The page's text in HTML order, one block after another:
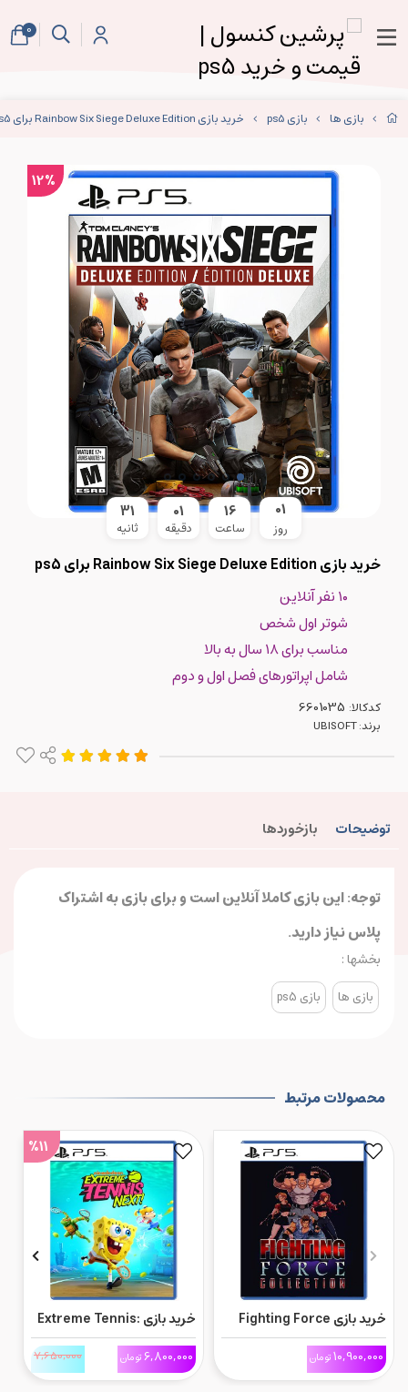
بازی ها بازی ps5 خرید بازی Rainbow Six Siege Deluxe Edition برای ps5
12%
01
روز
16
ساعت
01
دقیقه
31
ثانیه
خرید بازی Rainbow Six Siege Deluxe Edition برای ps5
۱۰ نفر آنلاین
شوتر اول شخص
مناسب برای ۱۸ سال به بالا
شامل اپراتورهای فصل اول و دوم
کدکالا:
برند:UBISOFT
توضیحات بازخوردها
توجه: این بازی کاملا آنلاین است و برای بازی به اشتراک
پلاس نیاز دارید.
بخشها :
بازی ها بازی ps5
محصولات مرتبط
خرید بازی Fighting Force
Collection برای Ps5
10,900,000تومان
%11
خرید بازی Extreme Tennis:
Next برای Ps5
6,800,000تومان 7,650,000
0